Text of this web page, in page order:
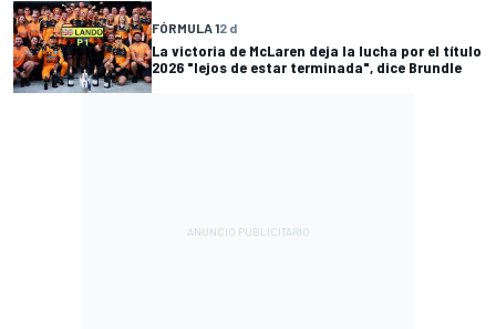
FÓRMULA 12 d
La victoria de McLaren deja la lucha por el título
2026 "lejos de estar terminada", dice Brundle